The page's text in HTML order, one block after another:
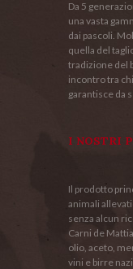
Da 5
una vasta
dai pascoli.
quella del
tradizione del
incontro tra
garantisce da
I NOSTRI
Il prodotto
animali
senza alcun
Carni de
olio, aceto,
vini e birre